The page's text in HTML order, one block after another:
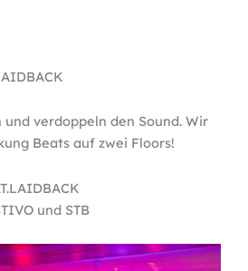
verdoppeln den Sound. Wir
Beats auf zwei Floors!
und STB